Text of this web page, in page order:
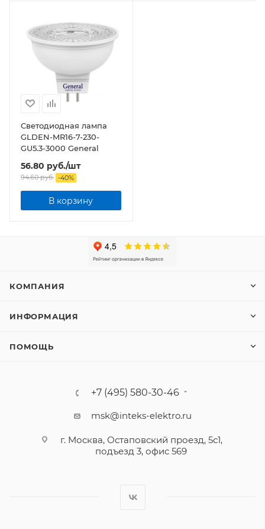
Светодиодная лампа
GLDEN-MR16-7-230-
GU5.3-3000 General
56.80 руб./шт
94.60руб. -40%
В корзину
КОМПАНИЯ
ИНФОРМАЦИЯ
ПОМОЩЬ
+7 (495) 580-30-46
msk@inteks-elektro.ru
г. Москва, Остаповский проезд, 5с1,
подъезд 3, офис 569